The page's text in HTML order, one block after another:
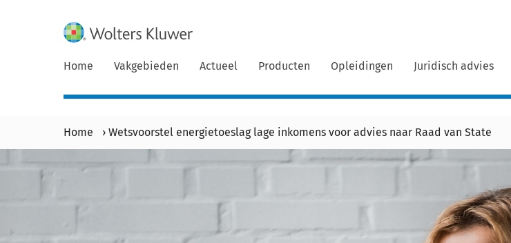
Home Vakgebieden Actueel Producten Opleidingen Juridisch advies
Home › Wetsvoorstel energietoeslag lage inkomens voor advies naar Raad van State